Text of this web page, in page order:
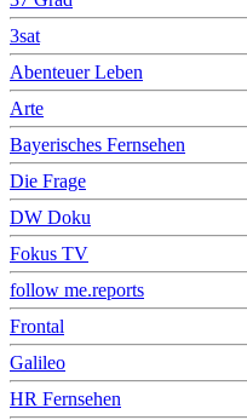
3sat
Abenteuer Leben
Arte
Bayerisches Fernsehen
Die Frage
DW Doku
Fokus TV
follow me.reports
Frontal
Galileo
HR Fernsehen